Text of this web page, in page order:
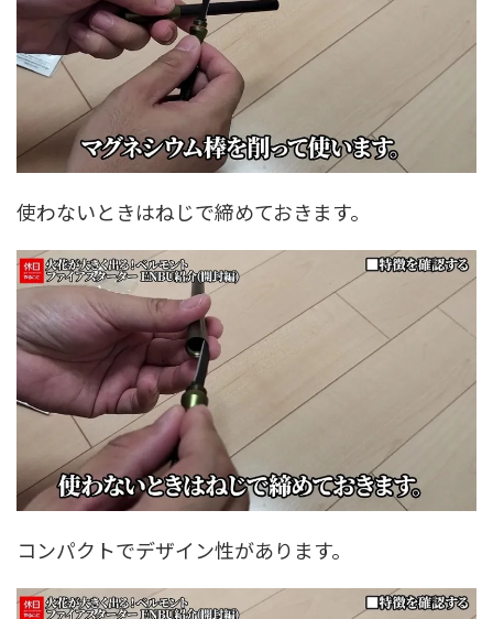
使わないときはねじで締めておきます。
コンパクトでデザイン性があります。